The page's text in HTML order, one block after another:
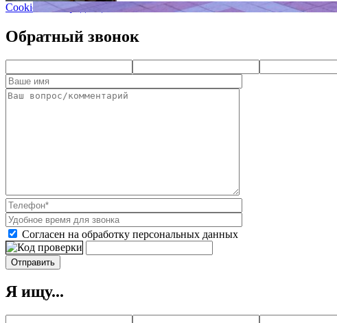
Cookie и Конфиденциальность
Обратный звонок
Согласен на обработку персональных данных
Я ищу...